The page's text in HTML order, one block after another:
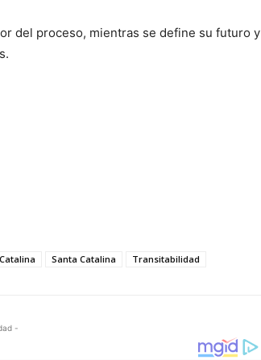
del proceso, mientras se define su futuro y
Santa Catalina Transitabilidad
-